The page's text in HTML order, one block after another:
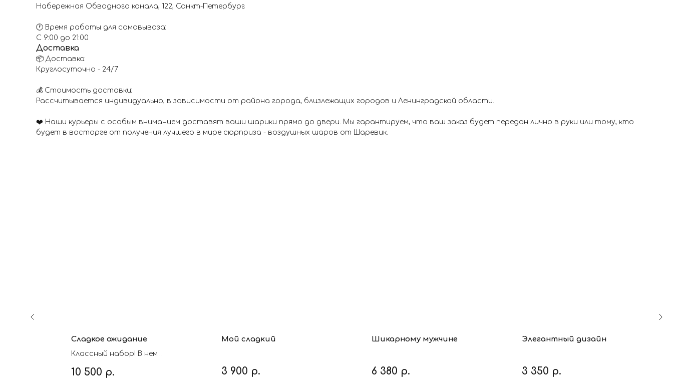
Набережная Обводного канала, 122, Санкт-Петербург
🕐 Время работы для самовывоза:
С 9:00 до 21:00
Доставка
📦 Доставка:
Круглосуточно - 24/7
💰 Стоимость доставки:
Рассчитывается индивидуально, в зависимости от района города, близлежащих городов и Ленинградской области.
❤️ Наши курьеры с особым вниманием доставят ваши шарики прямо до двери. Мы гарантируем, что ваш заказ будет передан лично в руки или тому, кто
будет в восторге от получения лучшего в мире сюрприза - воздушных шаров от Шаревик.
Сладкое ожидание
Классный набор! В нем
10 500 р.
Мой сладкий
3 900 р.
Шикарному мужчине
6 380 р.
Элегантный дизайн
3 350 р.